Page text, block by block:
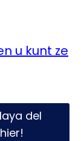
u kunt ze
del